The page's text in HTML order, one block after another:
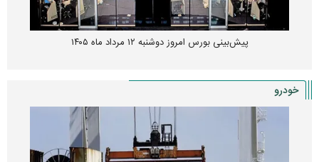
پیش‌بینی بورس امروز دوشنبه ۱۲ مرداد ماه ۱۴۰۵
خودرو